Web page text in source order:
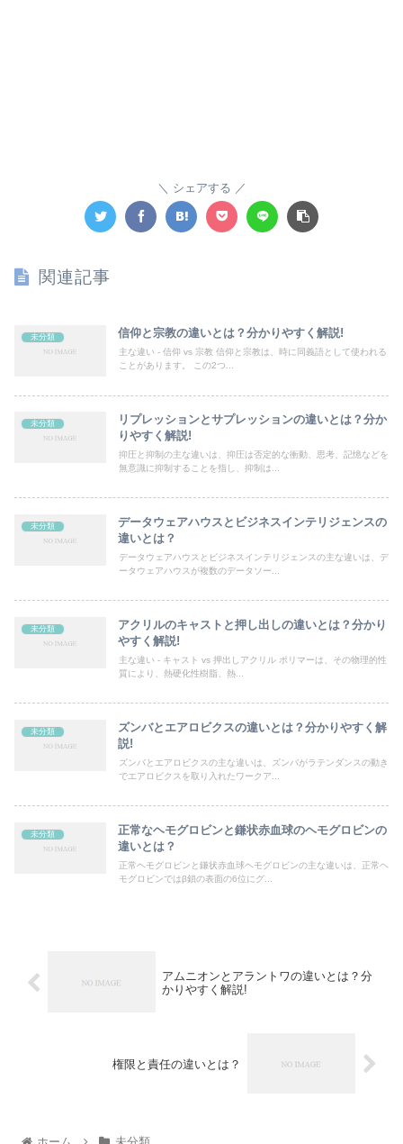
シェアする
関連記事
未分類 信仰と宗教の違いとは？分かりやすく解説!
主な違い - 信仰 vs 宗教 信仰と宗教は、時に同義語として使われる
ことがあります。 この2つ...
未分類
リプレッションとサプレッションの違いとは？分か
りやすく解説!
抑圧と抑制の主な違いは、抑圧は否定的な衝動、思考、記憶などを
無意識に抑制することを指し、抑制は...
未分類
データウェアハウスとビジネスインテリジェンスの
違いとは？
データウェアハウスとビジネスインテリジェンスの主な違いは、デ
ータウェアハウスが複数のデータソー...
未分類
アクリルのキャストと押し出しの違いとは？分かり
やすく解説!
主な違い - キャスト vs 押出しアクリル ポリマーは、その物理的性
質により、熱硬化性樹脂、熱...
未分類
ズンバとエアロビクスの違いとは？分かりやすく解
説!
ズンバとエアロビクスの主な違いは、ズンバがラテンダンスの動き
でエアロビクスを取り入れたワークア...
未分類
正常なヘモグロビンと鎌状赤血球のヘモグロビンの
違いとは？
正常ヘモグロビンと鎌状赤血球ヘモグロビンの主な違いは、正常ヘ
モグロビンではβ鎖の表面の6位にグ...
アムニオンとアラントワの違いとは？分
かりやすく解説!
権限と責任の違いとは？